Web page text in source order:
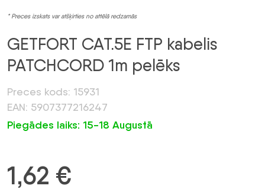
* Preces izskats var atšķirties no attēlā redzamās
GETFORT CAT.5E FTP kabelis
PATCHCORD 1m pelēks
Preces kods: 15931
EAN: 5907377216247
Piegādes laiks: 15-18 Augustā
1,62 €